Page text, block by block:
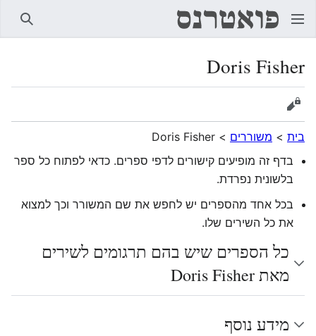
Doris Fisher
הצגת מקור
בית > משוררים >
Doris Fisher
בדף זה מופיעים קישורים לדפי ספרים. כדאי לפתוח כל ספר
בלשונית נפרדת.
בכל אחד מהספרים יש לחפש את שם המשורר וכך למצוא
את כל השירים שלו.
כל הספרים שיש בהם תרגומים לשירים
מאת Doris Fisher
מידע נוסף